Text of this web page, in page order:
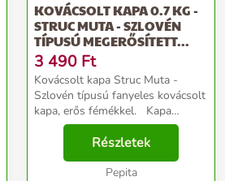
KOVÁCSOLT KAPA 0.7 KG -
STRUC MUTA - SZLOVÉN
TÍPUSÚ MEGERŐSÍTETT...
3 490 Ft
Kovácsolt kapa Struc Muta -
Szlovén típusú fanyeles kovácsolt
kapa, erős fémékkel. Kapa
adatok Legnagyobb hosszúság:
25 cm Legnagyobb szélesség: 19
cm Súly: 0,7 Kg Köpű méret: 28
Részletek
Pepita